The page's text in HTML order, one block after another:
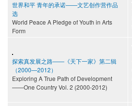
世界和平 青年的承诺——文艺创作营作品
选
World Peace A Pledge of Youth in Arts
Form
探索真发展之路——《天下一家》第二辑
（2000—2012）
Exploring A True Path of Development
——One Country Vol. 2 (2000-2012)